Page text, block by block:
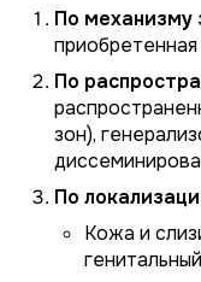
По механизму
По
зон),
По
Кожа и